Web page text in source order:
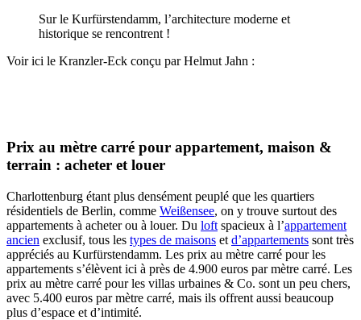
Sur le Kurfürstendamm, l’architecture moderne et
historique se rencontrent !
Voir ici le Kranzler-Eck conçu par Helmut Jahn :
Prix au mètre carré pour appartement, maison &
terrain : acheter et louer
Charlottenburg étant plus densément peuplé que les quartiers
résidentiels de Berlin, comme Weißensee, on y trouve surtout des
appartements à acheter ou à louer. Du loft spacieux à l’appartement
ancien exclusif, tous les types de maisons et d’appartements sont très
appréciés au Kurfürstendamm. Les prix au mètre carré pour les
appartements s’élèvent ici à près de 4.900 euros par mètre carré. Les
prix au mètre carré pour les villas urbaines & Co. sont un peu chers,
avec 5.400 euros par mètre carré, mais ils offrent aussi beaucoup
plus d’espace et d’intimité.